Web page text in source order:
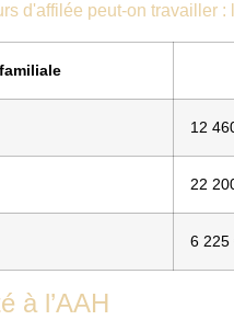
d'affilée peut-on travailler
12
22
6 225
à l’AAH